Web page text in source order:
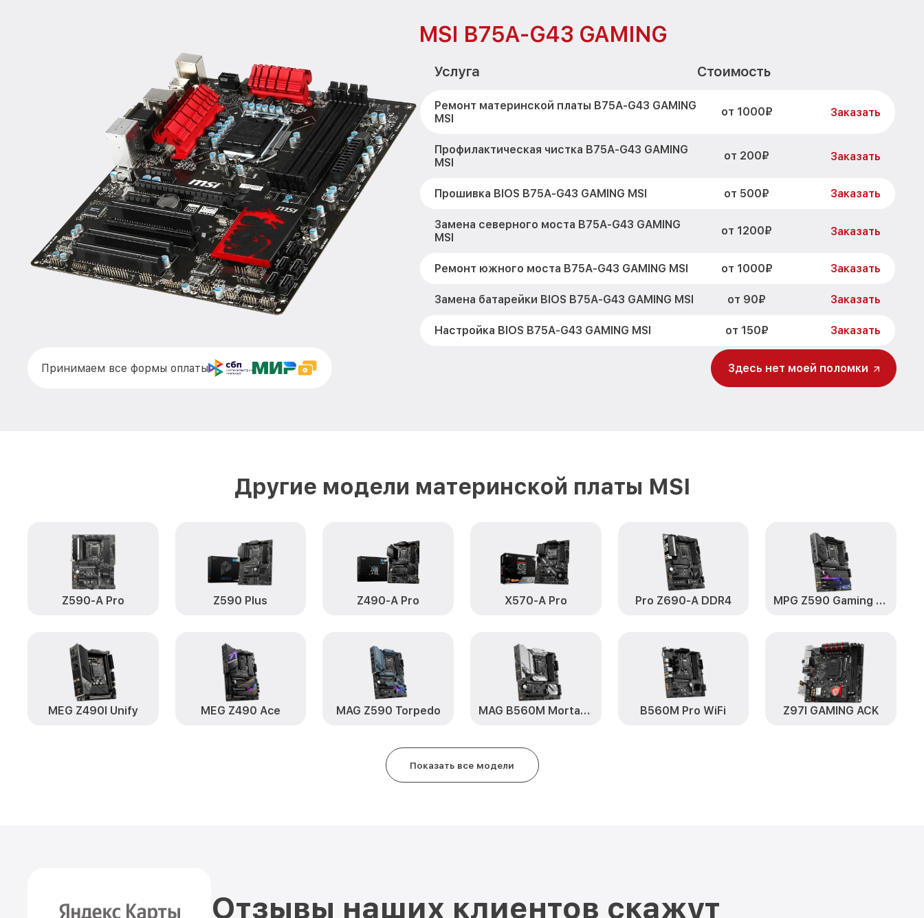
MSI B75A-G43 GAMING
Услуга Стоимость
Ремонт материнской платы B75A-G43 GAMING
MSI
от 1000₽ Заказать
Профилактическая чистка B75A-G43 GAMING
MSI
от 200₽ Заказать
Прошивка BIOS B75A-G43 GAMING MSI от 500₽ Заказать
Замена северного моста B75A-G43 GAMING
MSI
от 1200₽ Заказать
Ремонт южного моста B75A-G43 GAMING MSI от 1000₽ Заказать
Замена батарейки BIOS B75A-G43 GAMING MSI от 90₽ Заказать
Настройка BIOS B75A-G43 GAMING MSI от 150₽ Заказать
Принимаем все формы оплаты Здесь нет моей поломки
Другие модели материнской платы MSI
Z590-A Pro Z590 Plus Z490-A Pro X570-A Pro Pro Z690-A DDR4 MPG Z590 Gaming Plus
MEG Z490I Unify MEG Z490 Ace MAG Z590 Torpedo MAG B560M Mortar WiFi B560M Pro WiFi Z97I GAMING ACK
Показать все модели
Отзывы наших клиентов скажут